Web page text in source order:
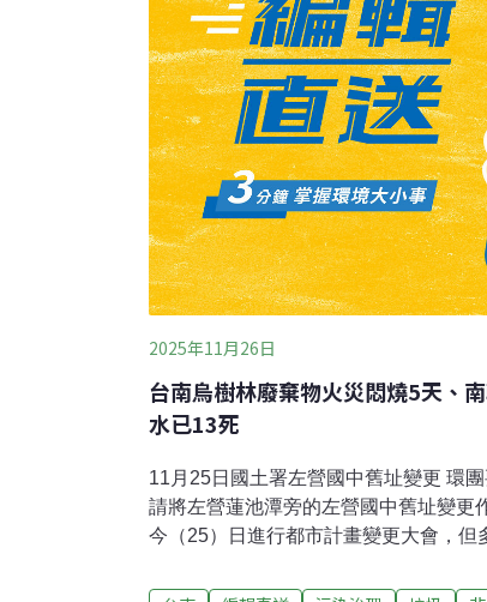
兩天之內完成中央疫調報告時間回到
晚上。張照勤
2025年11月26日
台南烏樹林廢棄物火災悶燒5天、
水已13死
11月25日國土署左營國中舊址變更 環
請將左營蓮池潭旁的左營國中舊址變更
今（25）日進行都市計畫變更大會，但
樓未進行限高恐危害國安，要求退回計